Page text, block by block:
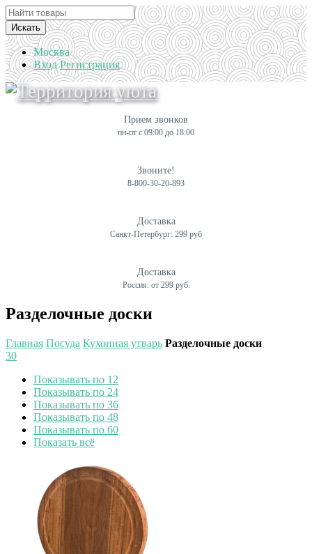
Искать
Москва
Вход Регистрация
Прием звонков
пн-пт с 09:00 до 18:00
Звоните!
8-800-30-20-893
Доставка
Санкт-Петербург: 299 руб
Доставка
Россия: от 299 руб.
Разделочные доски
Главная Посуда Кухонная утварь Разделочные доски
30
Показывать по 12
Показывать по 24
Показывать по 36
Показывать по 48
Показывать по 60
Показать всё